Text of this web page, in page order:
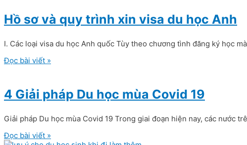
Hồ sơ và quy trình xin visa du học Anh
I. Các loại visa du học Anh quốc Tùy theo chương tình đăng ký học
Đọc bài viết »
4 Giải pháp Du học mùa Covid 19
Giải pháp Du học mùa Covid 19 Trong giai đoạn hiện nay, các nước
Đọc bài viết »